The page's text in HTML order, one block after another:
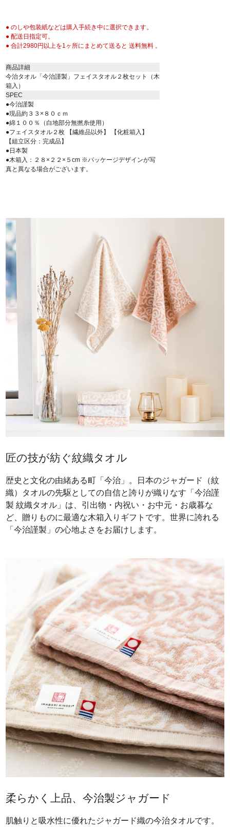
● のしや包装紙などは購入手続き中に選択できます。
● 配送日指定可。
● 合計2980円以上を1ヶ所にまとめて送ると 送料無料 。
商品詳細
今治タオル「今治謹製」フェイスタオル２枚セット（木
箱入）
SPEC
●今治謹製
●現品約３３×８０ｃｍ
●綿１００％（白地部分無撚糸使用）
●フェイスタオル２枚 【繊維品以外】 【化粧箱入】
【組立区分：完成品】
●日本製
●木箱入：２８×２２×５cm ※パッケージデザインが写
真と異なる場合がございます。
匠の技が紡ぐ紋織タオル
歴史と文化の由緒ある町「今治」。日本のジャガード（紋
織）タオルの先駆としての自信と誇りが織りなす「今治謹
製 紋織タオル」は、引出物・内祝い・お中元・お歳暮な
ど、贈りものに最適な木箱入りギフトです。世界に誇れる
「今治謹製」の心地よさをお届けします。
柔らかく上品、今治製ジャガード
肌触りと吸水性に優れたジャガード織の今治タオルです。